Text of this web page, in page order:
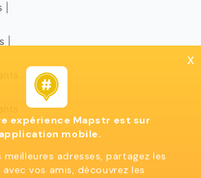
|
x
expérience Mapstr est sur
mobile.
meilleures adresses, partagez les
vos amis, découvrez les